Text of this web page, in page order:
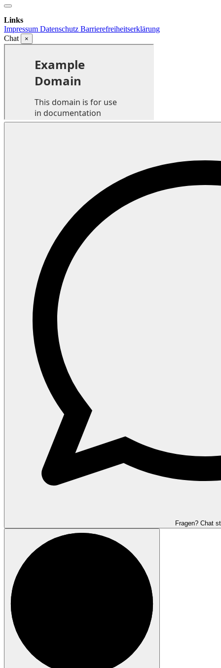
Links
Impressum Datenschutz Barrierefreiheitserklärung
Chat
×
Fragen? Chat